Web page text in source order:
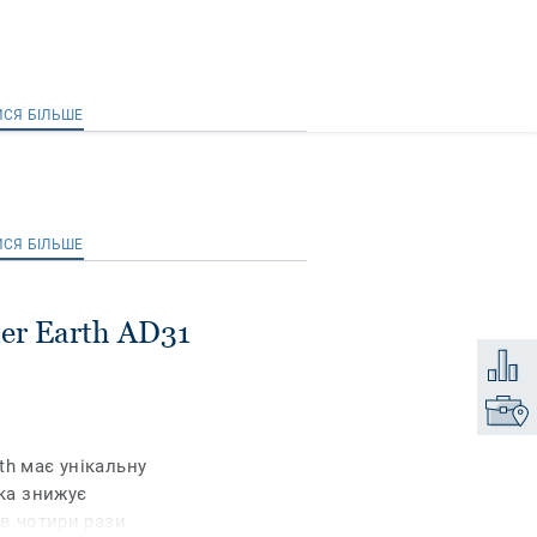
БІЛЬШЕ
БІЛЬШЕ
Earth AD31
має унікальну
знижує
чотири рази